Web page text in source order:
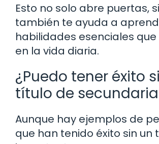
Esto no solo abre puertas,
también te ayuda a
habilidades esenciales que
en la vida diaria.
¿Puedo tener éxito
título de
Aunque hay ejemplos de
que han tenido éxito sin un